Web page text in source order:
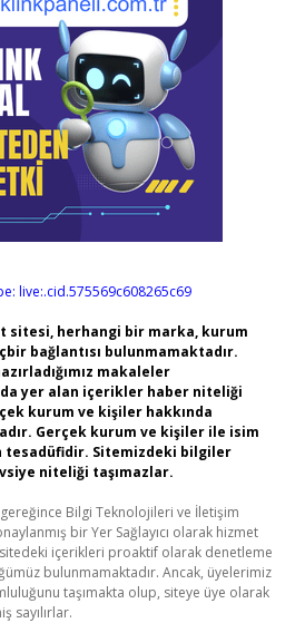
live:.cid.575569c608265c69
sitesi, herhangi bir marka, kurum
bağlantısı bulunmamaktadır.
makaleler
yer alan içerikler haber niteliği
kurum ve kişiler hakkında
Gerçek kurum ve kişiler ile isim
Sitemizdeki bilgiler
niteliği taşımazlar.
gereğince Bilgi Teknolojileri ve İletişim
bir Yer Sağlayıcı olarak hizmet
içerikleri proaktif olarak denetleme
bulunmamaktadır. Ancak, üyelerimiz
taşımakta olup, siteye üye olarak
sayılırlar.